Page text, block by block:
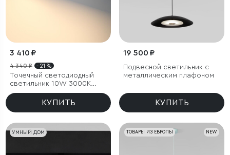
3 410 ₽
4 340 ₽ - 21 %
Точечный светодиодный
светильник 10W 3000K
белый/хром
КУПИТЬ
19 500 ₽
Подвесной светильник с
металлическим плафоном
КУПИТЬ
УМНЫЙ ДОМ NEW
ТОВАРЫ ИЗ ЕВРОПЫ